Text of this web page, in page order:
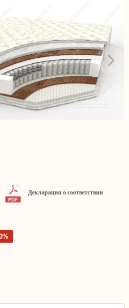
Декларация о соответствии